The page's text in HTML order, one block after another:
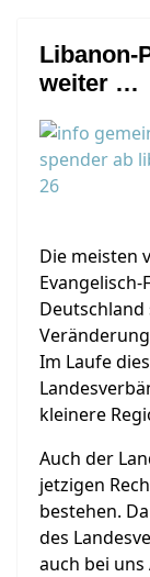
Libanon-
weiter …
Die meisten
Im Laufe
kleinere
Auch der
jetzigen
bestehen.
des
auch bei